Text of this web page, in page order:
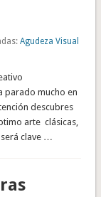
Agudeza Visual
parado mucho en
descubres
arte clásicas,
clave …